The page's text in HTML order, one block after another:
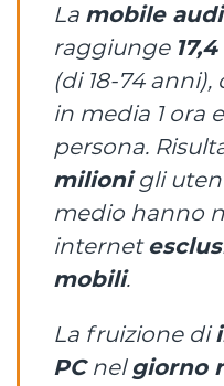
La mobile
raggiunge
(di 18-74
in media 1 ora
persona.
milionigli
medio hanno
internet
mobili.
La fruizione di
PCnel giorno